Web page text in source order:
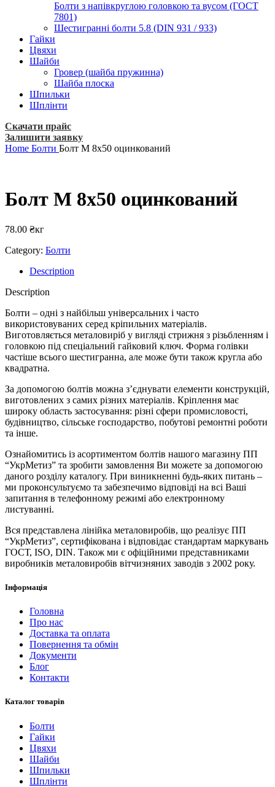
Болти з напівкруглою головкою та вусом (ГОСТ
7801)
Шестигранні болти 5.8 (DIN 931 / 933)
Гайки
Цвяхи
Шайби
Гровер (шайба пружинна)
Шайба плоска
Шпильки
Шплінти
Скачати прайс
Залишити заявку
Home Болти Болт М 8х50 оцинкований
Болт М 8х50 оцинкований
78.00 ₴кг
Category: Болти
Description
Description
Болти – одні з найбільш універсальних і часто
використовуваних серед кріпильних матеріалів.
Виготовляється металовиріб у вигляді стрижня з різьбленням і
головкою під спеціальний гайковий ключ. Форма голівки
частіше всього шестигранна, але може бути також кругла або
квадратна.
За допомогою болтів можна з’єднувати елементи конструкцій,
виготовлених з самих різних матеріалів. Кріплення має
широку область застосування: різні сфери промисловості,
будівництво, сільське господарство, побутові ремонтні роботи
та інше.
Ознайомитись із асортиментом болтів нашого магазину ПП
“УкрМетиз” та зробити замовлення Ви можете за допомогою
даного розділу каталогу. При виникненні будь-яких питань –
ми проконсультуємо та забезпечимо відповіді на всі Ваші
запитання в телефонному режимі або електронному
листуванні.
Вся представлена ​​лінійка металовиробів, що реалізує ПП
“УкрМетиз”, сертифікована і відповідає стандартам маркувань
ГОСТ, ISO, DIN. Також ми є офіційними представниками
виробників металовиробів вітчизняних заводів з 2002 року.
Інформація
Головна
Про нас
Доставка та оплата
Повернення та обмін
Документи
Блог
Контакти
Каталог товарів
Болти
Гайки
Цвяхи
Шайби
Шпильки
Шплінти